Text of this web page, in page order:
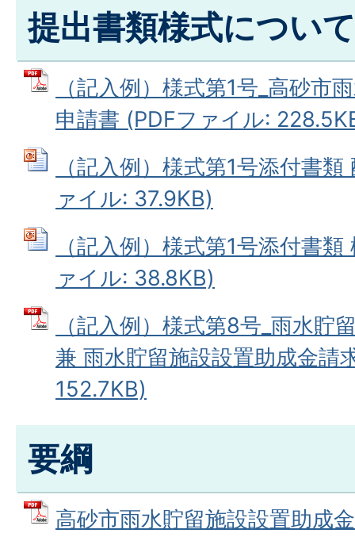
提出書類様式につい
（記入例）様式第1号_高砂市
申請書 (PDFファイル:
（記入例）様式第1号添付書
ァイル: 37.9KB)
（記入例）様式第1号添付書
ァイル: 38.8KB)
（記入例）様式第8号_雨水貯
兼 雨水貯留施設設置助成金請
152.7KB)
要綱
高砂市雨水貯留施設設置助成